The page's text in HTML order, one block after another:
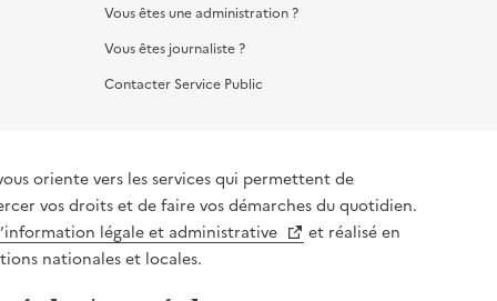
Vous êtes une administration ?
Vous êtes journaliste ?
Contacter Service Public
oriente vers les services qui permettent de
vos droits et de faire vos démarches du quotidien.
légale et administrative
et réalisé en
nationales et locales.